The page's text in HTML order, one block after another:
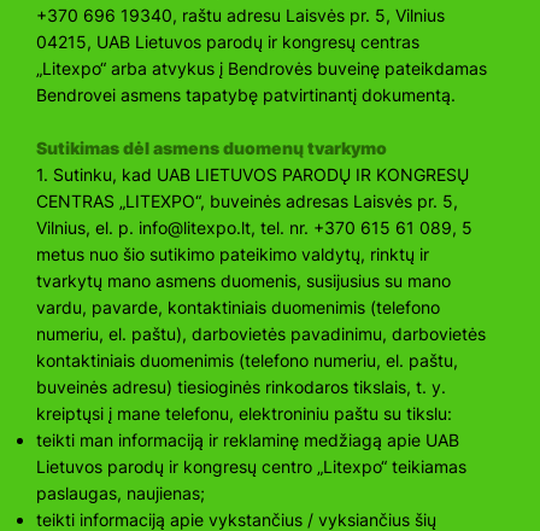
+370 696 19340, raštu adresu Laisvės pr. 5, Vilnius
04215, UAB Lietuvos parodų ir kongresų centras
„Litexpo“ arba atvykus į Bendrovės buveinę pateikdamas
Bendrovei asmens tapatybę patvirtinantį dokumentą.
Sutikimas dėl asmens duomenų tvarkymo
1. Sutinku, kad UAB LIETUVOS PARODŲ IR KONGRESŲ
CENTRAS „LITEXPO“, buveinės adresas Laisvės pr. 5,
Vilnius, el. p. info@litexpo.lt, tel. nr. +370 615 61 089, 5
metus nuo šio sutikimo pateikimo valdytų, rinktų ir
tvarkytų mano asmens duomenis, susijusius su mano
vardu, pavarde, kontaktiniais duomenimis (telefono
numeriu, el. paštu), darbovietės pavadinimu, darbovietės
kontaktiniais duomenimis (telefono numeriu, el. paštu,
buveinės adresu) tiesioginės rinkodaros tikslais, t. y.
kreiptųsi į mane telefonu, elektroniniu paštu su tikslu:
teikti man informaciją ir reklaminę medžiagą apie UAB
Lietuvos parodų ir kongresų centro „Litexpo“ teikiamas
paslaugas, naujienas;
teikti informaciją apie vykstančius / vyksiančius šių